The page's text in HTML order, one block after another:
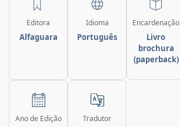
Editora
Alfaguara
Idioma
Português
Encardenação
Livro
brochura
(paperback)
Ano de Edição Tradutor